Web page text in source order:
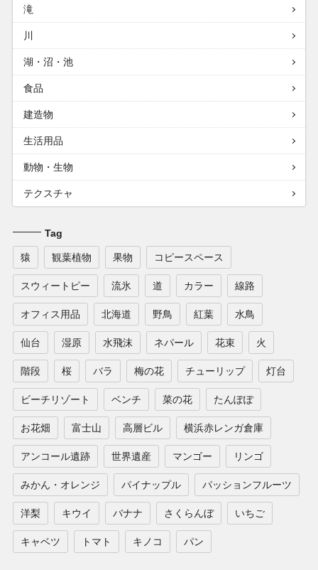
滝
川
湖・沼・池
食品
建造物
生活用品
動物・生物
テクスチャ
Tag
猿 観葉植物 果物 コピースペース
スウィートピー 流氷 道 カラー 線路
オフィス用品 北海道 野鳥 紅葉 水鳥
仙台 湿原 水飛沫 ネパール 花束 火
階段 桜 バラ 梅の花 チューリップ 灯台
ビーチリゾート ベンチ 菜の花 たんぽぽ
お花畑 富士山 高層ビル 横浜赤レンガ倉庫
アンコール遺跡 世界遺産 マンゴー リンゴ
みかん・オレンジ パイナップル パッションフルーツ
洋梨 キウイ バナナ さくらんぼ いちご
キャベツ トマト キノコ パン